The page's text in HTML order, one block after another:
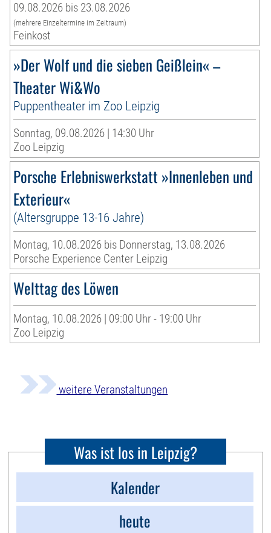
09.08.2026 bis 23.08.2026
(mehrere Einzeltermine im Zeitraum)
Feinkost
»Der Wolf und die sieben Geißlein« –
Theater Wi&Wo
Puppentheater im Zoo Leipzig
Sonntag, 09.08.2026 | 14:30 Uhr
Zoo Leipzig
Porsche Erlebniswerkstatt »Innenleben und
Exterieur«
(Altersgruppe 13-16 Jahre)
Montag, 10.08.2026 bis Donnerstag, 13.08.2026
Porsche Experience Center Leipzig
Welttag des Löwen
Montag, 10.08.2026 | 09:00 Uhr - 19:00 Uhr
Zoo Leipzig
weitere Veranstaltungen
Was ist los in Leipzig?
Kalender
heute